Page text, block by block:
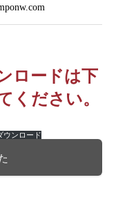
ロードは下
ください。
ウンロード